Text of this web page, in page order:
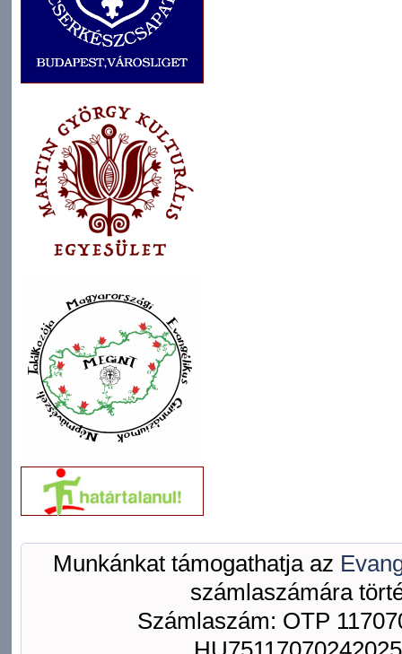
Munkánkat támogathatja az
számlaszámára
Számlaszám: OTP